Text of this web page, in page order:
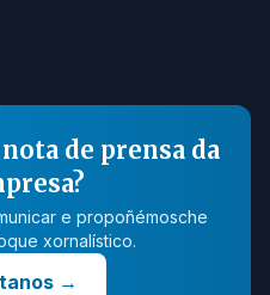
de prensa da
e propoñémosche
xornalístico.
→